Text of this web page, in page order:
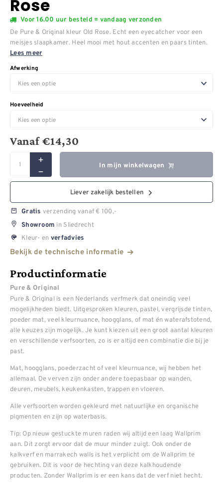
Rose
Voor 16.00 uur besteld = vandaag verzonden
De Pure & Original kleur Old Rose. Echt een eyecatcher voor een
meisjes slaapkamer. Heel mooi met hout accenten en paars tinten.
Lees meer
Afwerking
Hoeveelheid
Vanaf€14,30
In mijn winkelwagen
Liever zakelijk bestellen
Gratis verzending vanaf € 100,-
Showroom in Sliedrecht
Kleur- en verfadvies
Bekijk de technische informatie
Productinformatie
Pure & Original
Pure & Original is een Nederlands verfmerk dat oneindig veel
mogelijkheden biedt. Uitgesproken kleuren, pastel, vergrijsde tinten,
poeder mat, veel kleurnuance, hoogglans, of mat én waterafstotend,
alle keuzes zijn mogelijk. Je kunt kiezen uit een groot aantal kleuren
en verschillende verfsoorten, zo is er altijd een combinatie die bij je
past.
Mat, hoogglans, poederzacht of veel kleurnuance, wij hebben het
allemaal. De verven zijn onder andere toepasbaar op wanden,
deuren, meubels, keukenkasten, trappen en vloeren.
Alle verfsoorten worden gekleurd met natuurlijke en organische
pigmenten en zijn op waterbasis.
Tip: Op nieuw gestuckte muren raden wij altijd een laag Wallprim
aan. Dit zorgt ervoor dat de muur minder zuigt. Ook onder de
kalkverf en marrakech walls is het verplicht om de Wallprim te
gebruiken. Dit is voor de hechting van deze kalkhoudende
producten. Zonder Wallprim is er een kans dat de verf niet hecht.